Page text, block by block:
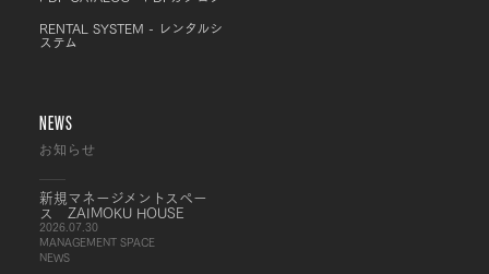
RENTAL SYSTEM - レンタルシ
ステム
NEWS
お知らせ
新規マネージメントスペー
ス ZAIMOKU HOUSE
2026.07.30
MANAGEMENT SPACE
NEWS